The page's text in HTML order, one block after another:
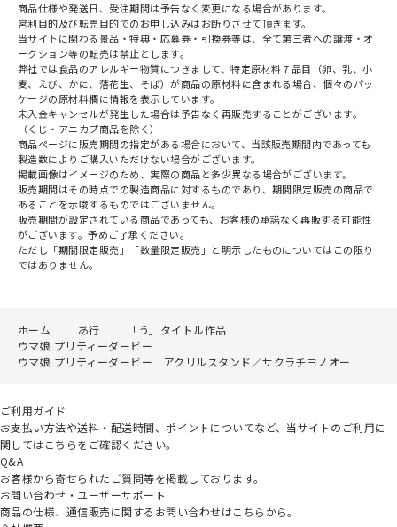
商品仕様や発送日、受注期間は予告なく変更になる場合があります。
営利目的及び転売目的でのお申し込みはお断りさせて頂きます。
当サイトに関わる景品・特典・応募券・引換券等は、全て第三者への譲渡・オ
ークション等の転売は禁止とします。
弊社では食品のアレルギー物質につきまして、特定原材料７品目（卵、乳、小
麦、えび、かに、落花生、そば）が商品の原材料に含まれる場合、個々のパッ
ケージの原材料欄に情報を表示しています。
未入金キャンセルが発生した場合は予告なく再販売することがございます。
（くじ・アニカプ商品を除く）
商品ページに販売期間の指定がある場合において、当該販売期間内であっても
製造数によりご購入いただけない場合がございます。
掲載画像はイメージのため、実際の商品と多少異なる場合がございます。
販売期間はその時点での製造商品に対するものであり、期間限定販売の商品で
あることを示唆するものではございません。
販売期間が設定されている商品であっても、お客様の承諾なく再販する可能性
がございます。予めご了承ください。
ただし「期間限定販売」「数量限定販売」と明示したものについてはこの限り
ではありません。
ホーム あ行
「う」タイトル作品
ウマ娘 プリティーダービー
ウマ娘 プリティーダービー アクリルスタンド／サクラチヨノオー
ご利用ガイド
お支払い方法や送料・配送時間、ポイントについてなど、当サイトのご利用に
関してはこちらをご確認ください。
Q&A
お客様から寄せられたご質問等を掲載しております。
お問い合わせ・ユーザーサポート
商品の仕様、通信販売に関するお問い合わせはこちらから。